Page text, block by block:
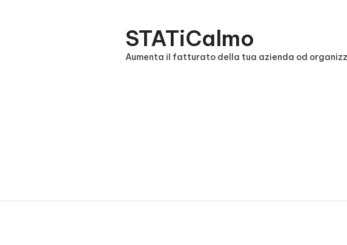
STATiCalmo
Aumenta il fatturato della tua azienda od